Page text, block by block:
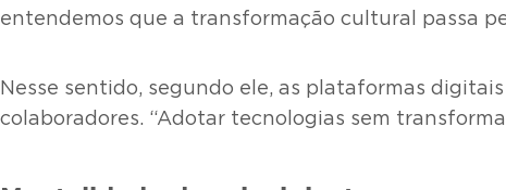
entendemos que a transformação cultural passa
Nesse sentido, segundo ele, as plataformas
colaboradores. “Adotar tecnologias sem